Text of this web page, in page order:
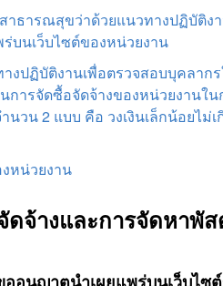
ธารณสุขว่าด้วยแนวทางปฏิบัติง
บนเว็บไซต์ของหน่วยงาน
ปฏิบัติงานเพื่อตรวจสอบบุคลาก
ารจัดซื้อจัดจ้างของหน่วยงานใ
น 2 แบบ คือ วงเงินเล็กน้อยไม่เ
หน่วยงาน
จ้างและการจัดหาพัส